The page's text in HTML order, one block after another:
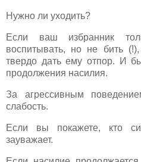
Нужно ли уходить?
Если ваш избранник
воспитывать, но не бить
твердо дать ему отпор. И
продолжения насилия.
За агрессивным
слабость.
Если вы покажете, кто
зауважает.